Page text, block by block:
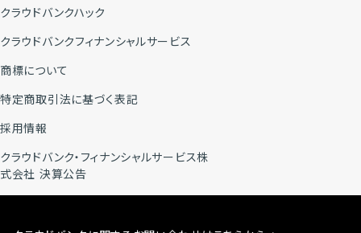
クラウドバンクハック
クラウドバンクフィナンシャルサービス
商標について
特定商取引法に基づく表記
採用情報
クラウドバンク・フィナンシャルサービス株
式会社 決算公告